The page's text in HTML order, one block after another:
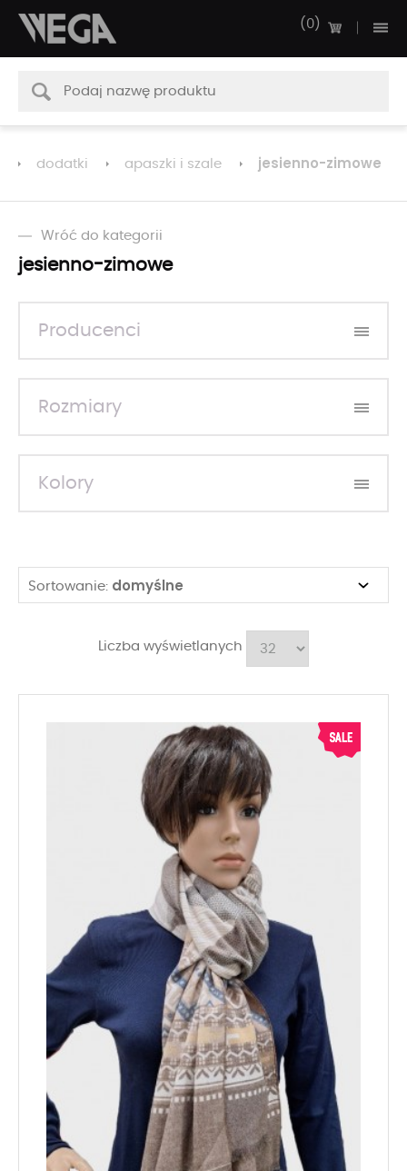
0
dodatki apaszki i szale jesienno-zimowe
Wróć do kategorii
jesienno-zimowe
Producenci
Rozmiary
Kolory
Sortowanie: domyślne
Liczba wyświetlanych